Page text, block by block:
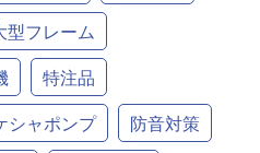
型フレーム
特注品
シャポンプ
防音対策